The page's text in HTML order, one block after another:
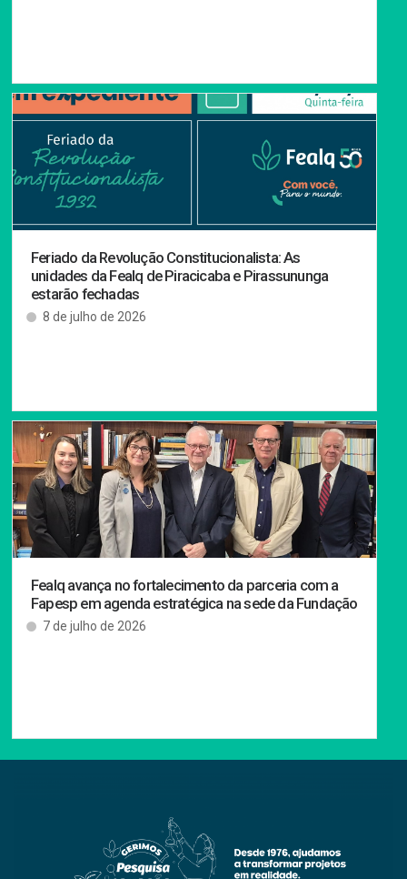
Feriado da Revolução Constitucionalista: As
unidades da Fealq de Piracicaba e Pirassununga
estarão fechadas
8 de julho de 2026
Fealq avança no fortalecimento da parceria com a
Fapesp em agenda estratégica na sede da Fundação
7 de julho de 2026